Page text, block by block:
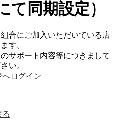
て同期設定）
合にご加入いただいている店
す。
サポート内容等につきまして
下さい。
へログイン
る